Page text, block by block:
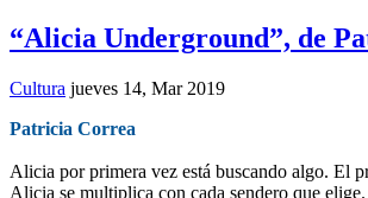
“Alicia Underground”, de
Cultura jueves 14, Mar 2019
Patricia Correa
Alicia por primera vez está buscando algo. El
Alicia se multiplica con cada sendero que elige.